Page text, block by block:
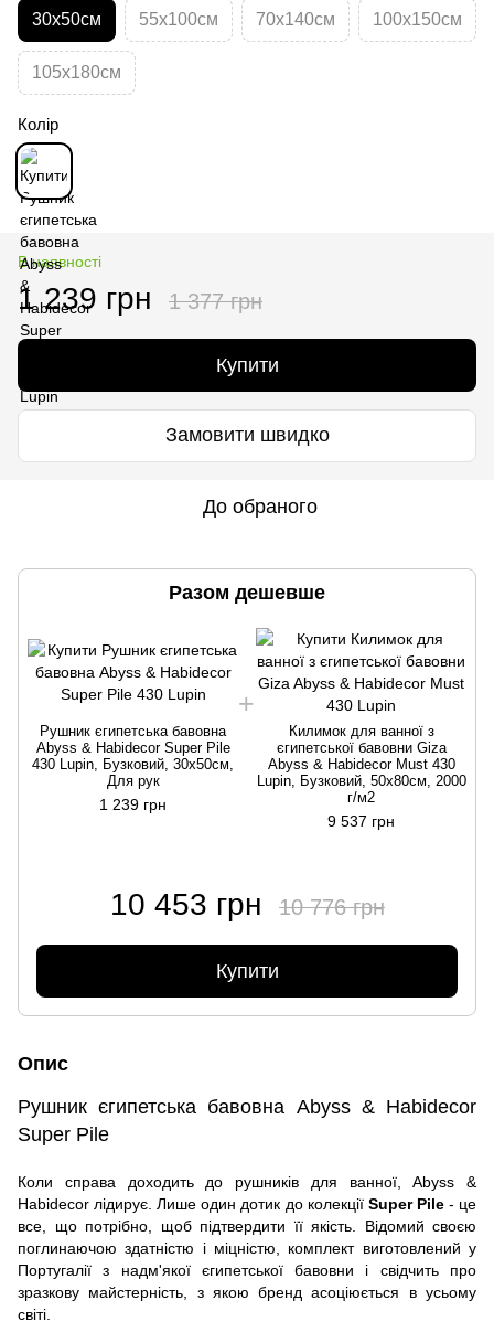
30х50см 55х100см 70х140см 100х150см
105х180см
Колір
В наявності
1 239 грн 1 377 грн
Купити
Замовити швидко
До обраного
Разом дешевше
Рушник єгипетська бавовна
Abyss & Habidecor Super Pile
430 Lupin, Бузковий, 30х50см,
Для рук
1 239 грн
Килимок для ванної з
єгипетської бавовни Giza
Abyss & Habidecor Must 430
Lupin, Бузковий, 50х80см, 2000
г/м2
9 537 грн
10 453 грн 10 776 грн
Купити
Опис
Рушник єгипетська бавовна Abyss & Habidecor
Super Pile
Коли справа доходить до рушників для ванної, Abyss &
Habidecor лідирує. Лише один дотик до колекції Super Pile- це
все, що потрібно, щоб підтвердити її якість. Відомий своєю
поглинаючою здатністю і міцністю, комплект виготовлений у
Португалії з надм'якої єгипетської бавовни і свідчить про
зразкову майстерність, з якою бренд асоціюється в усьому
світі.